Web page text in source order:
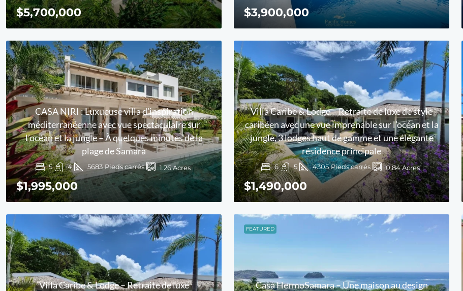
$5,700,000 $3,900,000
CASA NIRI : Luxueuse villa d’inspiration
méditerranéenne avec vue spectaculaire sur
l’océan et la jungle – À quelques minutes de la
plage de Samara
5 4 5683 Pieds carrés 1.26Acres
$1,995,000
Villa Caribe & Lodge – Retraite de luxe de style
caribéen avec une vue imprenable sur l’océan et la
jungle, 3 lodges haut de gamme et une élégante
résidence principale
6 5 4305 Pieds carrés 0.84Acres
$1,490,000
Villa Caribe & Lodge – Retraite de luxe
FEATURED
Casa HermoSamara – Une maison au design